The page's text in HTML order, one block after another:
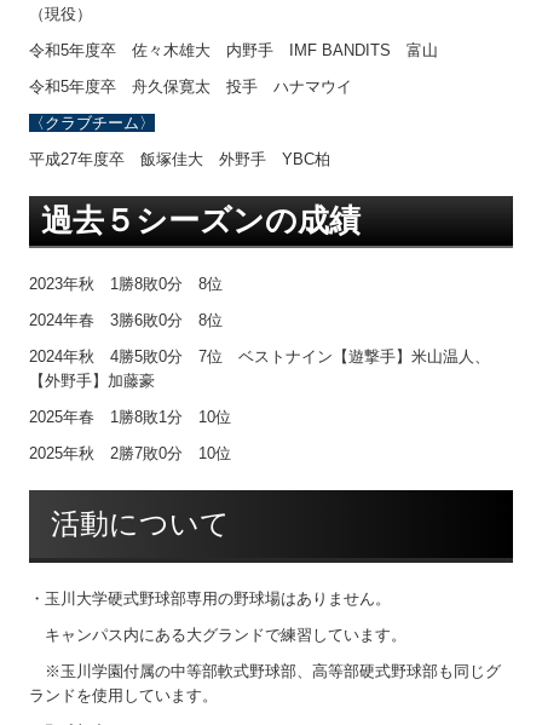
（現役）
令和5年度卒 佐々木雄大 内野手 IMF BANDITS 富山
令和5年度卒 舟久保寛太 投手 ハナマウイ
〈クラブチーム〉
平成27年度卒 飯塚佳大 外野手 YBC柏
過去５シーズンの成績
2023年秋 1勝8敗0分 8位
2024年春 3勝6敗0分 8位
2024年秋 4勝5敗0分 7位 ベストナイン【遊撃手】米山温人、
【外野手】加藤豪
2025年春 1勝8敗1分 10位
2025年秋 2勝7敗0分 10位
活動について
・玉川大学硬式野球部専用の野球場はありません。
キャンパス内にある大グランドで練習しています。
※玉川学園付属の中等部軟式野球部、高等部硬式野球部も同じグ
ランドを使用しています。